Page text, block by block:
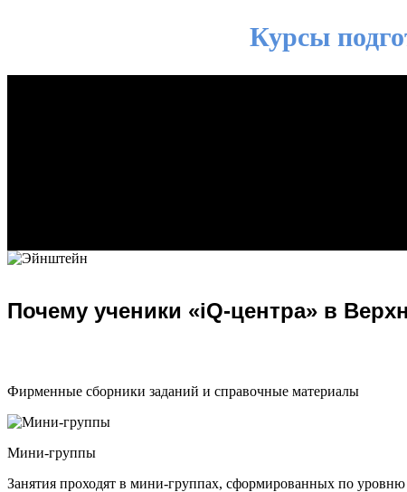
Курсы
Почему ученики «iQ-центра» в
Фирменные сборники заданий и справочные материалы
Мини-группы
Занятия проходят в мини-группах, сформированных по уровню